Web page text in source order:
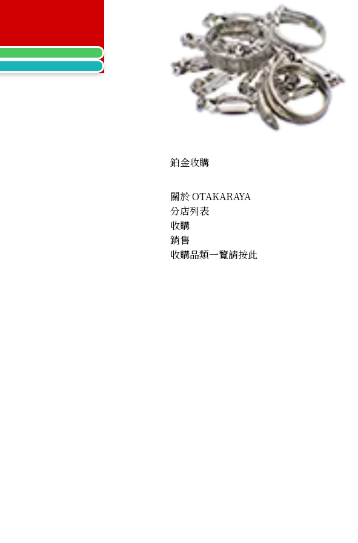
22K Gold (K22) American Eagle Gold Coin 1/10oz 6227
3.1g
參考回收價
HKD 3,929.56
鉑金收購
關於 OTAKARAYA
分店列表
收購
銷售
收購品類一覽請按此